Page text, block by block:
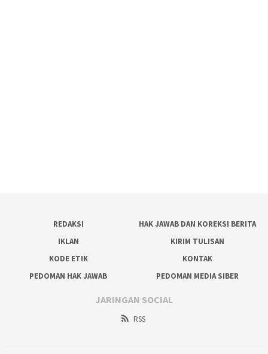
REDAKSI
HAK JAWAB DAN KOREKSI BERITA
IKLAN
KIRIM TULISAN
KODE ETIK
KONTAK
PEDOMAN HAK JAWAB
PEDOMAN MEDIA SIBER
JARINGAN SOCIAL
RSS